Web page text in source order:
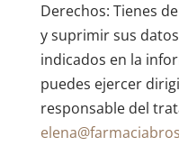
Derechos: Tienes
y suprimir sus
indicados en la
puedes ejercer
responsable del